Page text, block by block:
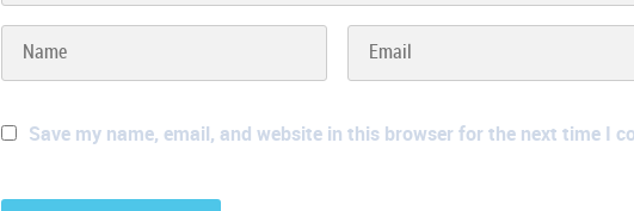
Save my name, email, and website in this browser for the next time I